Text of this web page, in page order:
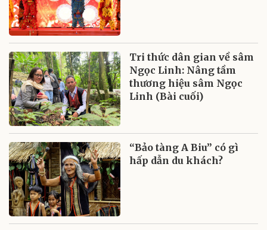
Tri thức dân gian về sâm
Ngọc Linh: Nâng tầm
thương hiệu sâm Ngọc
Linh (Bài cuối)
“Bảo tàng A Biu” có gì
hấp dẫn du khách?